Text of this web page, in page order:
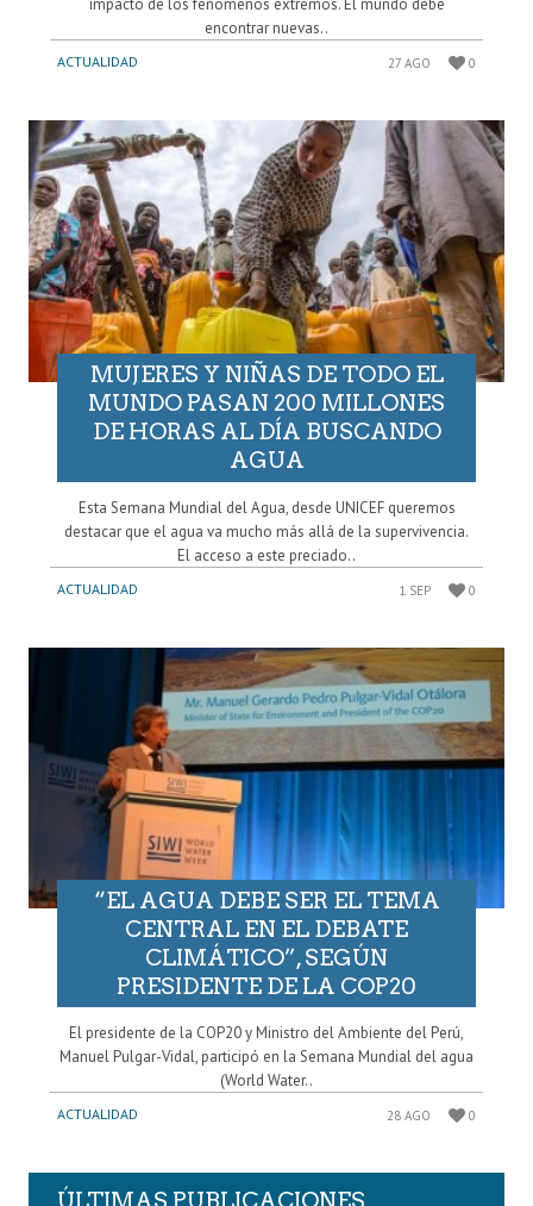
impacto de los fenómenos extremos. El mundo debe
encontrar nuevas..
ACTUALIDAD 27 AGO 0
MUJERES Y NIÑAS DE TODO EL
MUNDO PASAN 200 MILLONES
DE HORAS AL DÍA BUSCANDO
AGUA
Esta Semana Mundial del Agua, desde UNICEF queremos
destacar que el agua va mucho más allá de la supervivencia.
El acceso a este preciado..
ACTUALIDAD 1 SEP 0
“EL AGUA DEBE SER EL TEMA
CENTRAL EN EL DEBATE
CLIMÁTICO”, SEGÚN
PRESIDENTE DE LA COP20
El presidente de la COP20 y Ministro del Ambiente del Perú,
Manuel Pulgar-Vidal, participó en la Semana Mundial del agua
(World Water..
ACTUALIDAD 28 AGO 0